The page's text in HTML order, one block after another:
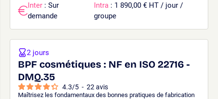
Inter : Sur
demande
Intra : 1 890,00 € HT / jour /
groupe
BPF cosmétiques : NF en ISO 22716 -
DMQ.35
4.3/5 - 22 avis
Maîtrisez les fondamentaux des bonnes pratiques de fabrication
2 jours